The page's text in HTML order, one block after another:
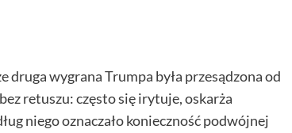
wygrana Trumpa była przesądzona od
retuszu: często się irytuje, oskarża
niego oznaczało konieczność podwójnej